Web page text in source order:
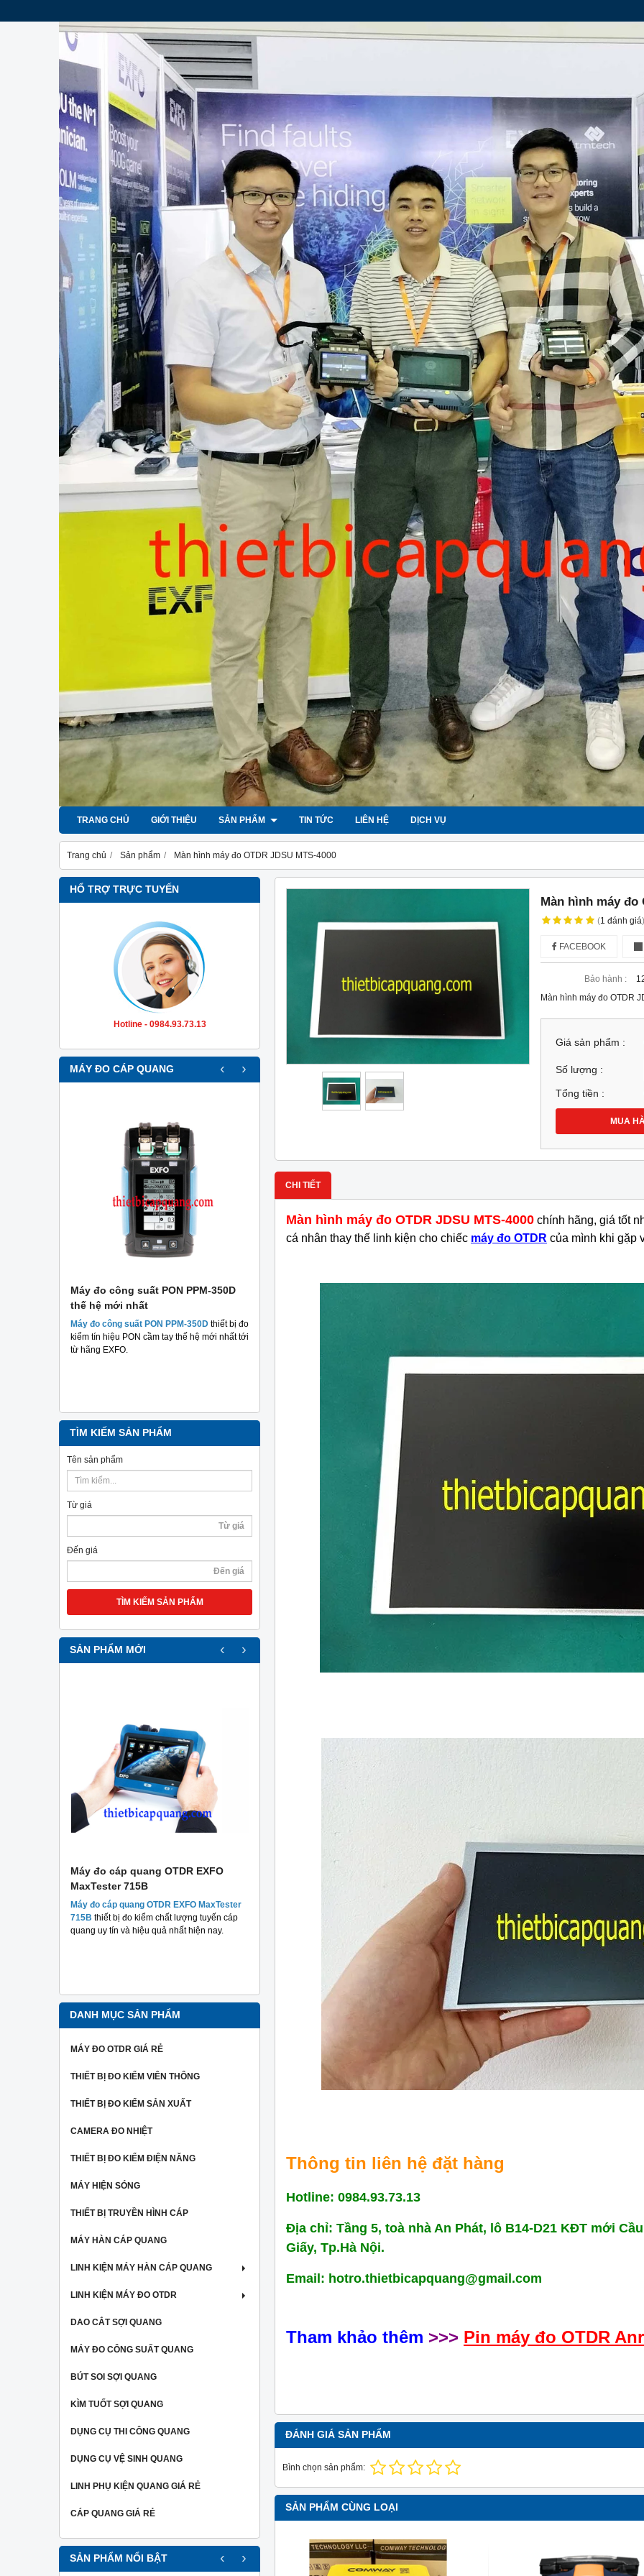
TRANG CHỦ GIỚI THIỆU SẢN PHẨM TIN TỨC LIÊN HỆ DỊCH VỤ
Trang chủ Sản phẩm Màn hình máy đo OTDR JDSU MTS-4000
HỔ TRỢ TRỰC TUYẾN
Hotline - 0984.93.73.13
MÁY ĐO CÁP QUANG
Máy đo công suất PON PPM-350D
thế hệ mới nhất
Máy đo công suất PON PPM-350D thiết bị đo
kiểm tín hiệu PON cầm tay thế hệ mới nhất tới
từ hãng EXFO.
tuyến quang chính xác, chuyên
Máy đo cáp quang OTDR APL-2 Plus
– Giải pháp kiểm tra tuyến quang
chính xác, chuyên nghiệp hiện nay.
‹ ›
TÌM KIẾM SẢN PHẨM
Tên sản phẩm
Từ giá
Đến giá
TÌM KIẾM SẢN PHẨM
SẢN PHẨM MỚI
Máy đo cáp quang OTDR EXFO
MaxTester 715B
Máy đo cáp quang OTDR EXFO MaxTester
715B thiết bị đo kiểm chất lượng tuyến cáp
quang uy tín và hiệu quả nhất hiện nay.
Máy đo cáp quang OTDR EXFO
thiết bị cho phép
đo tra sợi single mode và multi mode.
Ngoài ra MaxTester 720C cho phép
người dùng đo kiểm trên tuyến có tín
hiệu một cách chính xác và hiệu quả
Máy đo cáp quang vạn năng
Explorer chính hãng EXFO
Máy đo cáp quang vạn năng Explorer
bị tới từ hãng EXFO- Canada, sản phẩm
tay nhỏ gọn với nhiều chức năng hiệu
trong thi công viễn thông hiện nay.
‹ ›
DANH MỤC SẢN PHẨM
MÁY ĐO OTDR GIÁ RẺ
THIẾT BỊ ĐO KIỂM VIÊN THÔNG
THIẾT BỊ ĐO KIỂM SẢN XUẤT
CAMERA ĐO NHIỆT
THIẾT BỊ ĐO KIỂM ĐIỆN NĂNG
MÁY HIỆN SÓNG
THIẾT BỊ TRUYỀN HÌNH CÁP
MÁY HÀN CÁP QUANG
LINH KIỆN MÁY HÀN CÁP QUANG
LINH KIỆN MÁY ĐO OTDR
DAO CẮT SỢI QUANG
MÁY ĐO CÔNG SUẤT QUANG
BÚT SOI SỢI QUANG
KÌM TUỐT SỢI QUANG
DỤNG CỤ THI CÔNG QUANG
DỤNG CỤ VỆ SINH QUANG
LINH PHỤ KIỆN QUANG GIÁ RẺ
CÁP QUANG GIÁ RẺ
SẢN PHẨM NỔI BẬT ‹ ›
Màn hình máy đo
(1đánh giá)
FACEBOOK
Bảo hành :
Màn hình máy đo OTDR
Giá sản phẩm :
Số lượng :
Tổng tiền :
MUA
CHI TIẾT
Màn hình máy đo OTDR JDSU MTS-4000 chính hãng, giá tốt
cá nhân thay thế linh kiện cho chiếc máy đo OTDR của mình khi gặp
Thông tin liên hệ đặt hàng
Hotline: 0984.93.73.13
Địa chỉ: Tầng 5, toà nhà An Phát, lô B14-D21 KĐT mới
Giấy, Tp.Hà Nội.
Email: hotro.thietbicapquang@gmail.com
Tham khảo thêm >>> Pin máy đo OTDR
ĐÁNH GIÁ SẢN PHẨM
Bình chọn sản phẩm:
SẢN PHẨM CÙNG LOẠI